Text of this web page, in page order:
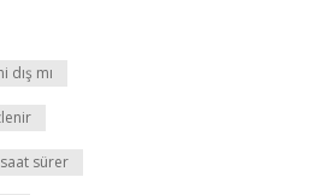
dış mı
sürer